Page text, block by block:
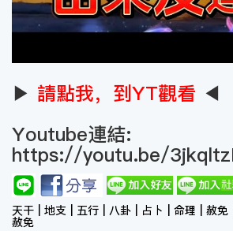
▶ 請點我，到YT觀看 ◀
Youtube連結:
https://youtu.be/
天干 | 地支 | 五行 | 八卦 | 占卜 | 命理 | 赦免
赦免